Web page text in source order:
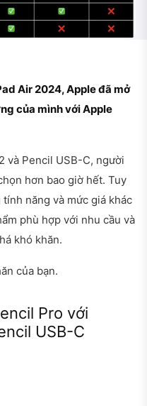
Air 2024, Apple đã mở
của mình với Apple
và Pencil USB-C, người
hơn bao giờ hết. Tuy
năng và mức giá khác
phù hợp với nhu cầu và
khó khăn.
của bạn.
Pro với
USB-C